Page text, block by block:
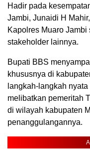
Hadir pada
Jambi, Junaidi H
Kapolres Muaro
stakeholder lainnya.
Bupati BBS
khususnya di
langkah-langkah
melibatkan pemeritah
di wilayah kabupaten
penanggulangannya.